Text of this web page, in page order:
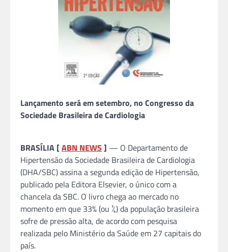
Lançamento será em setembro, no Congresso da
Sociedade Brasileira de Cardiologia
BRASÍLIA [ABN NEWS ] — O Departamento de
Hipertensão da Sociedade Brasileira de Cardiologia
(DHA/SBC) assina a segunda edição de Hipertensão,
publicado pela Editora Elsevier, o único com a
chancela da SBC. O livro chega ao mercado no
momento em que 33% (ou ¼) da população brasileira
sofre de pressão alta, de acordo com pesquisa
realizada pelo Ministério da Saúde em 27 capitais do
país.